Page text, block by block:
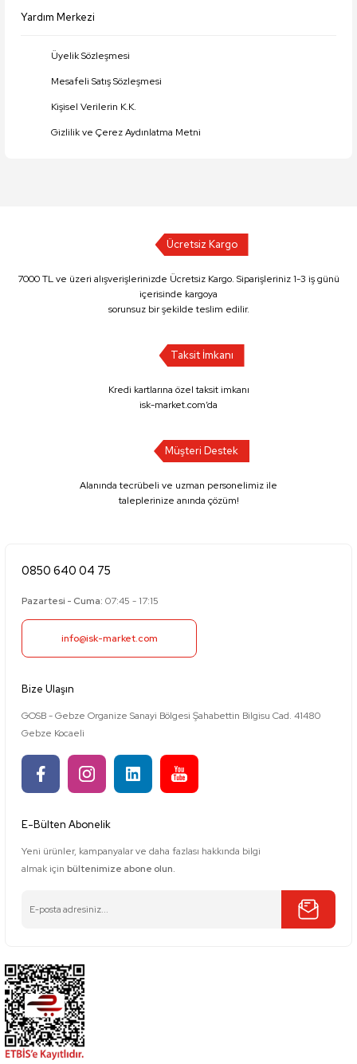
Yardım Merkezi
Üyelik Sözleşmesi
Mesafeli Satış Sözleşmesi
Kişisel Verilerin K.K.
Gizlilik ve Çerez Aydınlatma Metni
Ücretsiz Kargo
7000 TL ve üzeri alışverişlerinizde Ücretsiz Kargo. Siparişleriniz 1-3 iş günü
içerisinde kargoya
sorunsuz bir şekilde teslim edilir.
Taksit İmkanı
Kredi kartlarına özel taksit imkanı
isk-market.com’da
Müşteri Destek
Alanında tecrübeli ve uzman personelimiz ile
taleplerinize anında çözüm!
0850 640 04 75
Pazartesi - Cuma: 07:45 - 17:15
info@isk-market.com
Bize Ulaşın
GOSB - Gebze Organize Sanayi Bölgesi Şahabettin Bilgisu Cad. 41480
Gebze Kocaeli
E-Bülten Abonelik
Yeni ürünler, kampanyalar ve daha fazlası hakkında bilgi
almak için bültenimize abone olun.